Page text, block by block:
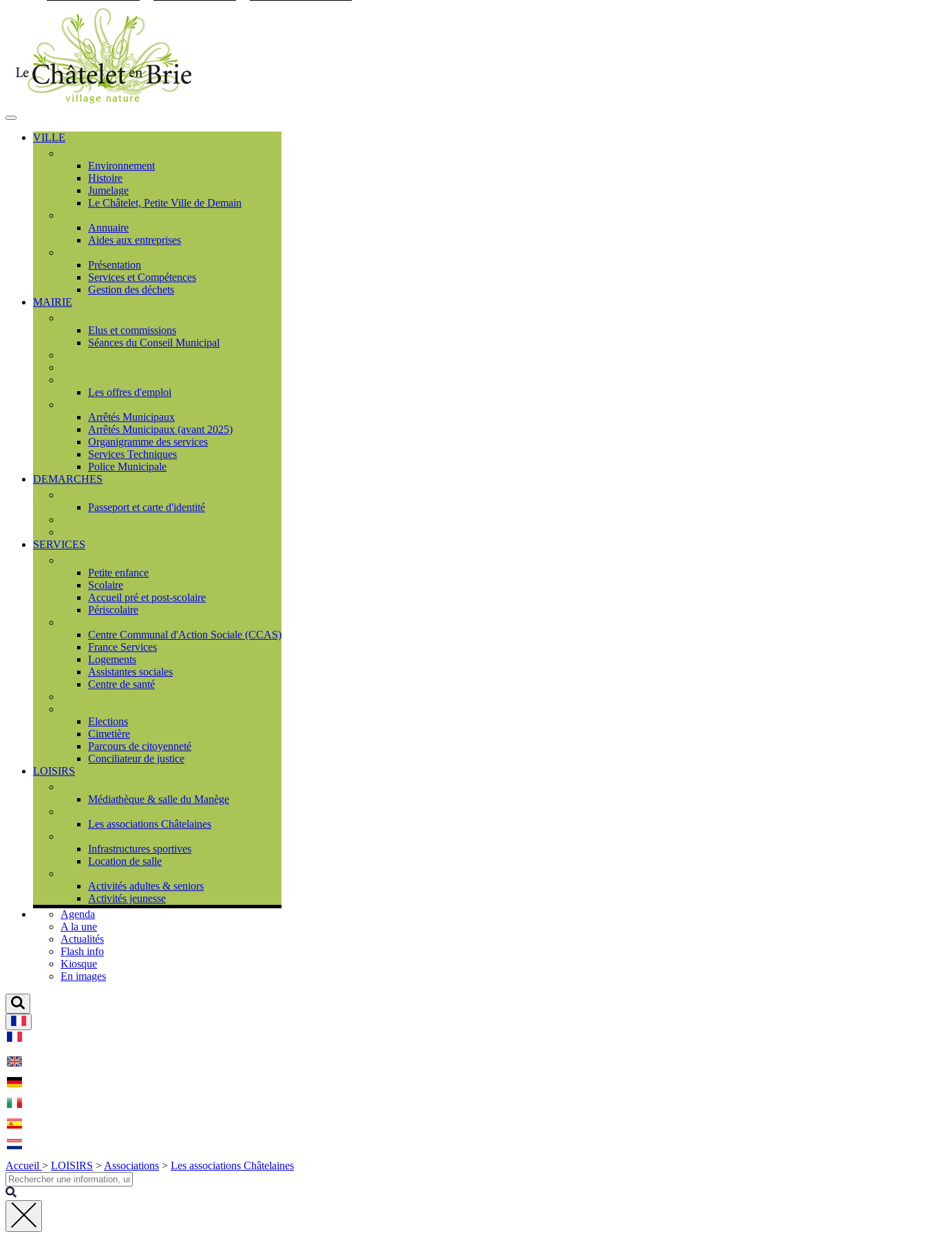
MENU
PRINCIPAL
VILLE
Environnement
Histoire
Jumelage
Le Châtelet, Petite Ville de Demain
Annuaire
Aides aux entreprises
Présentation
Services et Compétences
Gestion des déchets
MAIRIE
Elus et commissions
Séances du Conseil Municipal
Les offres d'emploi
Arrêtés Municipaux
Arrêtés Municipaux (avant 2025)
Organigramme des services
Services Techniques
Police Municipale
DEMARCHES
Passeport et carte d'identité
SERVICES
Petite enfance
Scolaire
Accueil pré et post-scolaire
Périscolaire
Centre Communal d'Action Sociale (CCAS)
France Services
Logements
Assistantes sociales
Centre de santé
Elections
Cimetière
Parcours de citoyenneté
Conciliateur de justice
LOISIRS
Médiathèque & salle du Manège
Les associations Châtelaines
Infrastructures sportives
Location de salle
Activités adultes & seniors
Activités jeunesse
Agenda
A la une
Actualités
Flash info
Kiosque
En images
Accueil > LOISIRS > Associations > Les associations Châtelaines